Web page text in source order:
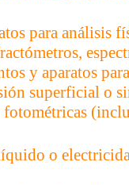
para análisis
y aparatos
superficial o
fotométricas
o